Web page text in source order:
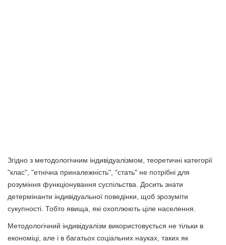
Згідно з методологічним індивідуалізмом, теоретичні категорії
"клас", "етнічна приналежність", "стать" не потрібні для
розуміння функціонування суспільства. Досить знати
детермінанти індивідуальної поведінки, щоб зрозуміти
сукупності. Тобто явища, які охоплюють ціле населення.
Методологічний індивідуалізм використовується не тільки в
економіці, але і в багатьох соціальних науках, таких як